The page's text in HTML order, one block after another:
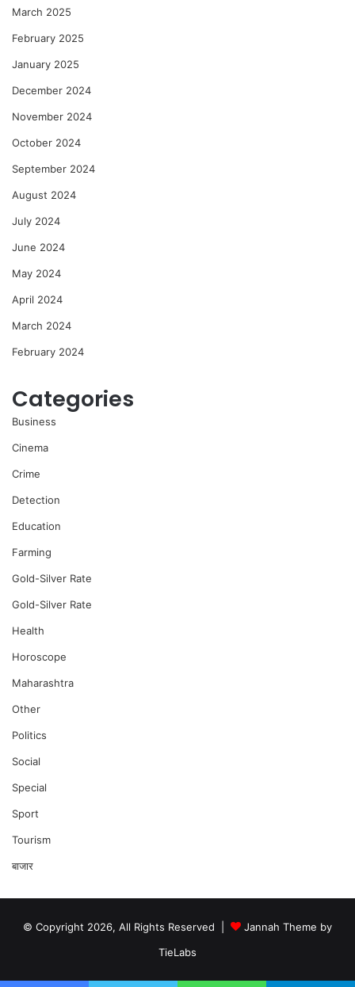
March 2025
February 2025
January 2025
December 2024
November 2024
October 2024
September 2024
August 2024
July 2024
June 2024
May 2024
April 2024
March 2024
February 2024
Categories
Business
Cinema
Crime
Detection
Education
Farming
Gold-Silver Rate
Gold-Silver Rate
Health
Horoscope
Maharashtra
Other
Politics
Social
Special
Sport
Tourism
बाजार
© Copyright 2026, All Rights Reserved |
Jannah Theme by
TieLabs